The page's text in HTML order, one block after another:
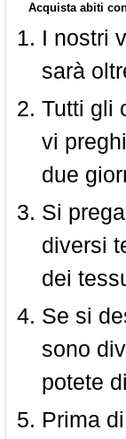
Acquista abiti
I nostri
sarà
Tutti gli
vi
due
Si
diversi
dei
Se si
sono
potete
Prima